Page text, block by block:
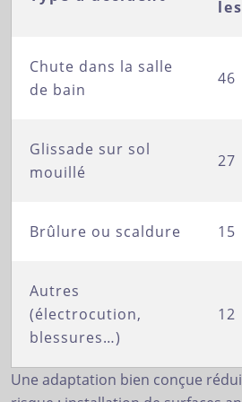
Chute dans la salle
de bain
46
Glissade sur sol
mouillé
27
Brûlure ou scaldure 15
Autres
(électrocution,
blessures…)
12
Une adaptation bien conçue